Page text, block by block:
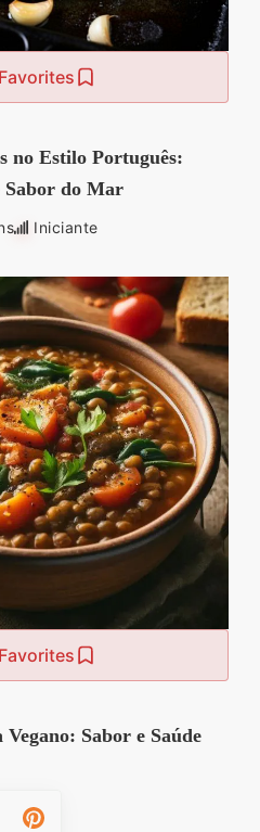
no Estilo Português:
Sabor do Mar
Iniciante
Sabor e Saúde